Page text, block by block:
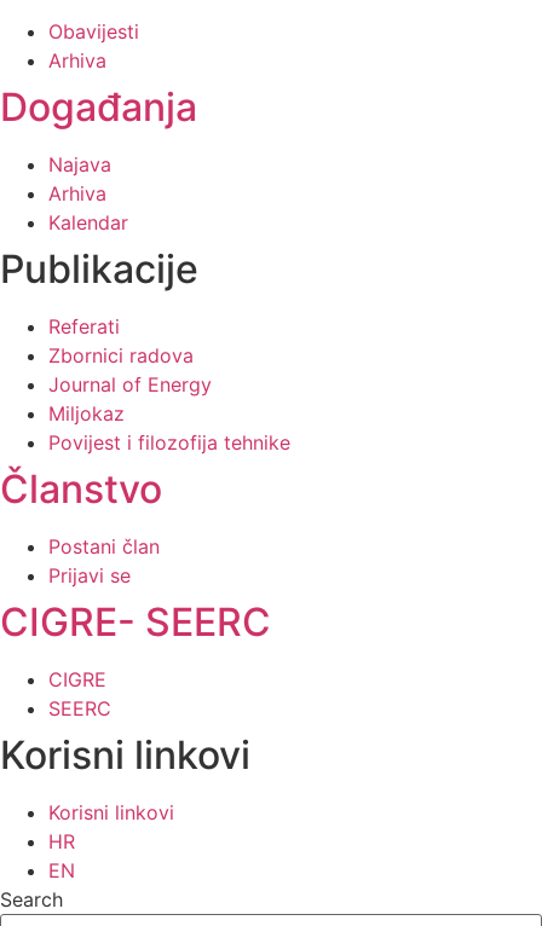
Obavijesti
Arhiva
Događanja
Najava
Arhiva
Kalendar
Publikacije
Referati
Zbornici radova
Journal of Energy
Miljokaz
Povijest i filozofija tehnike
Članstvo
Postani član
Prijavi se
CIGRE- SEERC
CIGRE
SEERC
Korisni linkovi
Korisni linkovi
HR
EN
Search